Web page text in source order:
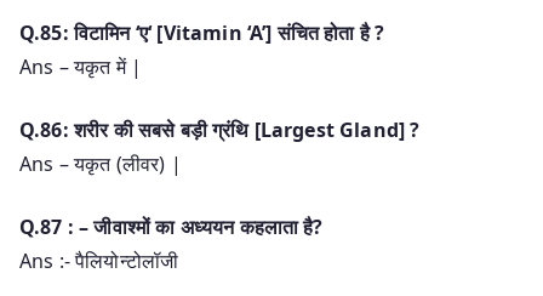
Q.85: विटामिन ‘ए‘ [Vitamin ‘A’] संचित होता है ?
Ans – यकृत में |
Q.86: शरीर की सबसे बड़ी ग्रंथि [Largest Gland] ?
Ans – यकृत (लीवर) |
Q.87 : – जीवाश्मों का अध्ययन कहलाता है?
Ans :- पैलियोन्टोलॉजी